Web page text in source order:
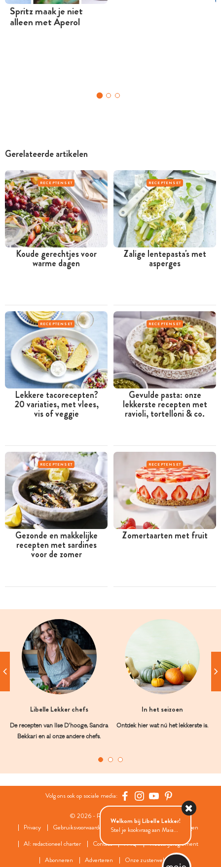
Spritz maak je niet
alleen met Aperol
Gerelateerde artikelen
RECEPTENSET
Koude gerechtjes voor
warme dagen
RECEPTENSET
Zalige lentepasta's met
asperges
RECEPTENSET
Lekkere tacorecepten?
20 variaties, met vlees,
vis of veggie
RECEPTENSET
Gevulde pasta: onze
lekkerste recepten met
ravioli, tortelloni & co.
RECEPTENSET
Gezonde en makkelijke
recepten met sardines
voor de zomer
RECEPTENSET
Zomertaarten met fruit
Libelle Lekker chefs
De recepten van Ilse D’hooge, Sandra
Bekkari en al onze andere chefs.
In het seizoen
Ontdek hier wat nú het lekkerste is.
Volg ons ook op sociale media:
© 2026 - Roularta Media Group
Privacy
Gebruiksvoorwaarden Cookies
Cookies instellingen
AI: redactioneel charter
Contact FAQ
Wedstrijdreglement
Abonneren
Adverteren Onze zusterwebsites
Welkom bij Libelle Lekker!
Stel je kookvraag aan Maia...